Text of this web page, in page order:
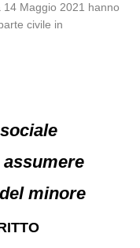
Maggio 2021 hanno
civile in
minore